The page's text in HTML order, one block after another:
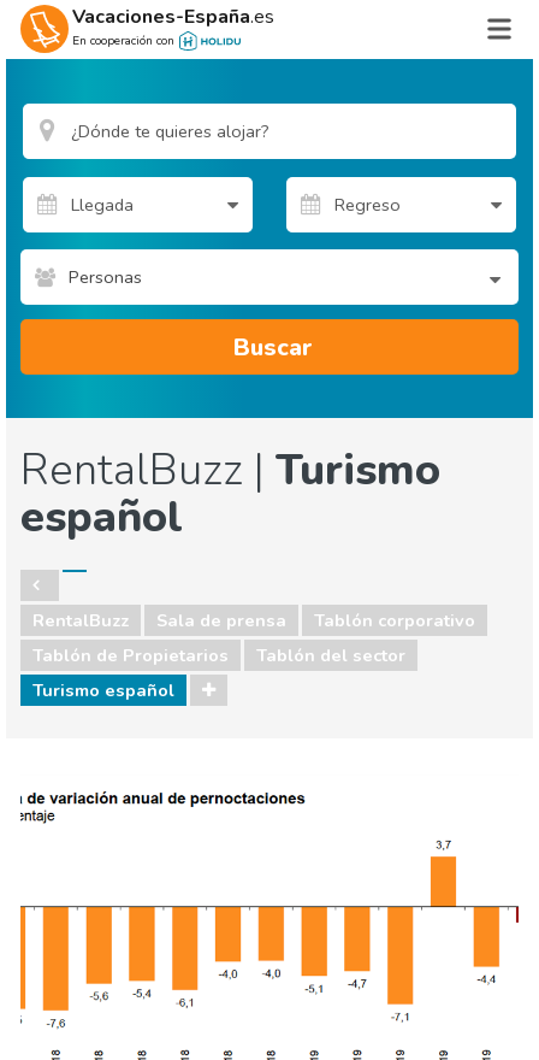
Vacaciones-España.es
En cooperación con
Personas
Buscar
RentalBuzz | Turismo
español
RentalBuzz Sala de prensa
Tablón corporativo
Tablón de Propietarios
Tablón del sector
Turismo español
Tablón de Propietarios
Tablón del sector